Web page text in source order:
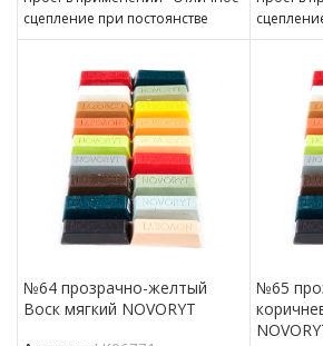
сцепление при постоянстве
консистенции– Готов к
№64 прозрачно-желтый
Воск мягкий NOVORYT
№65